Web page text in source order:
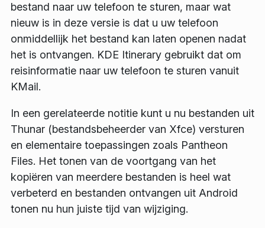
bestand naar uw telefoon te sturen, maar wat
nieuw is in deze versie is dat u uw telefoon
onmiddellijk het bestand kan laten openen nadat
het is ontvangen. KDE Itinerary gebruikt dat om
reisinformatie naar uw telefoon te sturen vanuit
KMail.
In een gerelateerde notitie kunt u nu bestanden uit
Thunar (bestandsbeheerder van Xfce) versturen
en elementaire toepassingen zoals Pantheon
Files. Het tonen van de voortgang van het
kopiëren van meerdere bestanden is heel wat
verbeterd en bestanden ontvangen uit Android
tonen nu hun juiste tijd van wijziging.